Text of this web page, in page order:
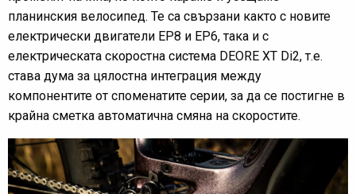
планинския велосипед. Те са свързани както с новите
електрически двигатели EP8 и EP6, така и с
електрическата скоростна система DEORE XT Di2, т.е.
става дума за цялостна интеграция между
компонентите от споменатите серии, за да се постигне в
крайна сметка автоматична смяна на скоростите.